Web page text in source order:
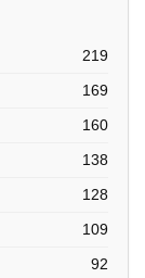
219
169
160
138
128
109
92